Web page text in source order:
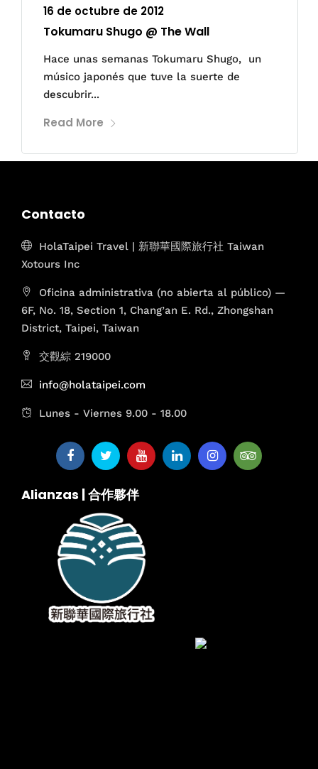
16 de octubre de 2012
Tokumaru Shugo @ The Wall
Hace unas semanas Tokumaru Shugo, un
músico japonés que tuve la suerte de
descubrir...
Read More
Contacto
HolaTaipei Travel | 新聯華國際旅行社 Taiwan
Xotours Inc
Oficina administrativa (no abierta al público) —
6F, No. 18, Section 1, Chang’an E. Rd., Zhongshan
District, Taipei, Taiwan
交觀綜 219000
info@holataipei.com
Lunes - Viernes 9.00 - 18.00
Alianzas | 合作夥伴